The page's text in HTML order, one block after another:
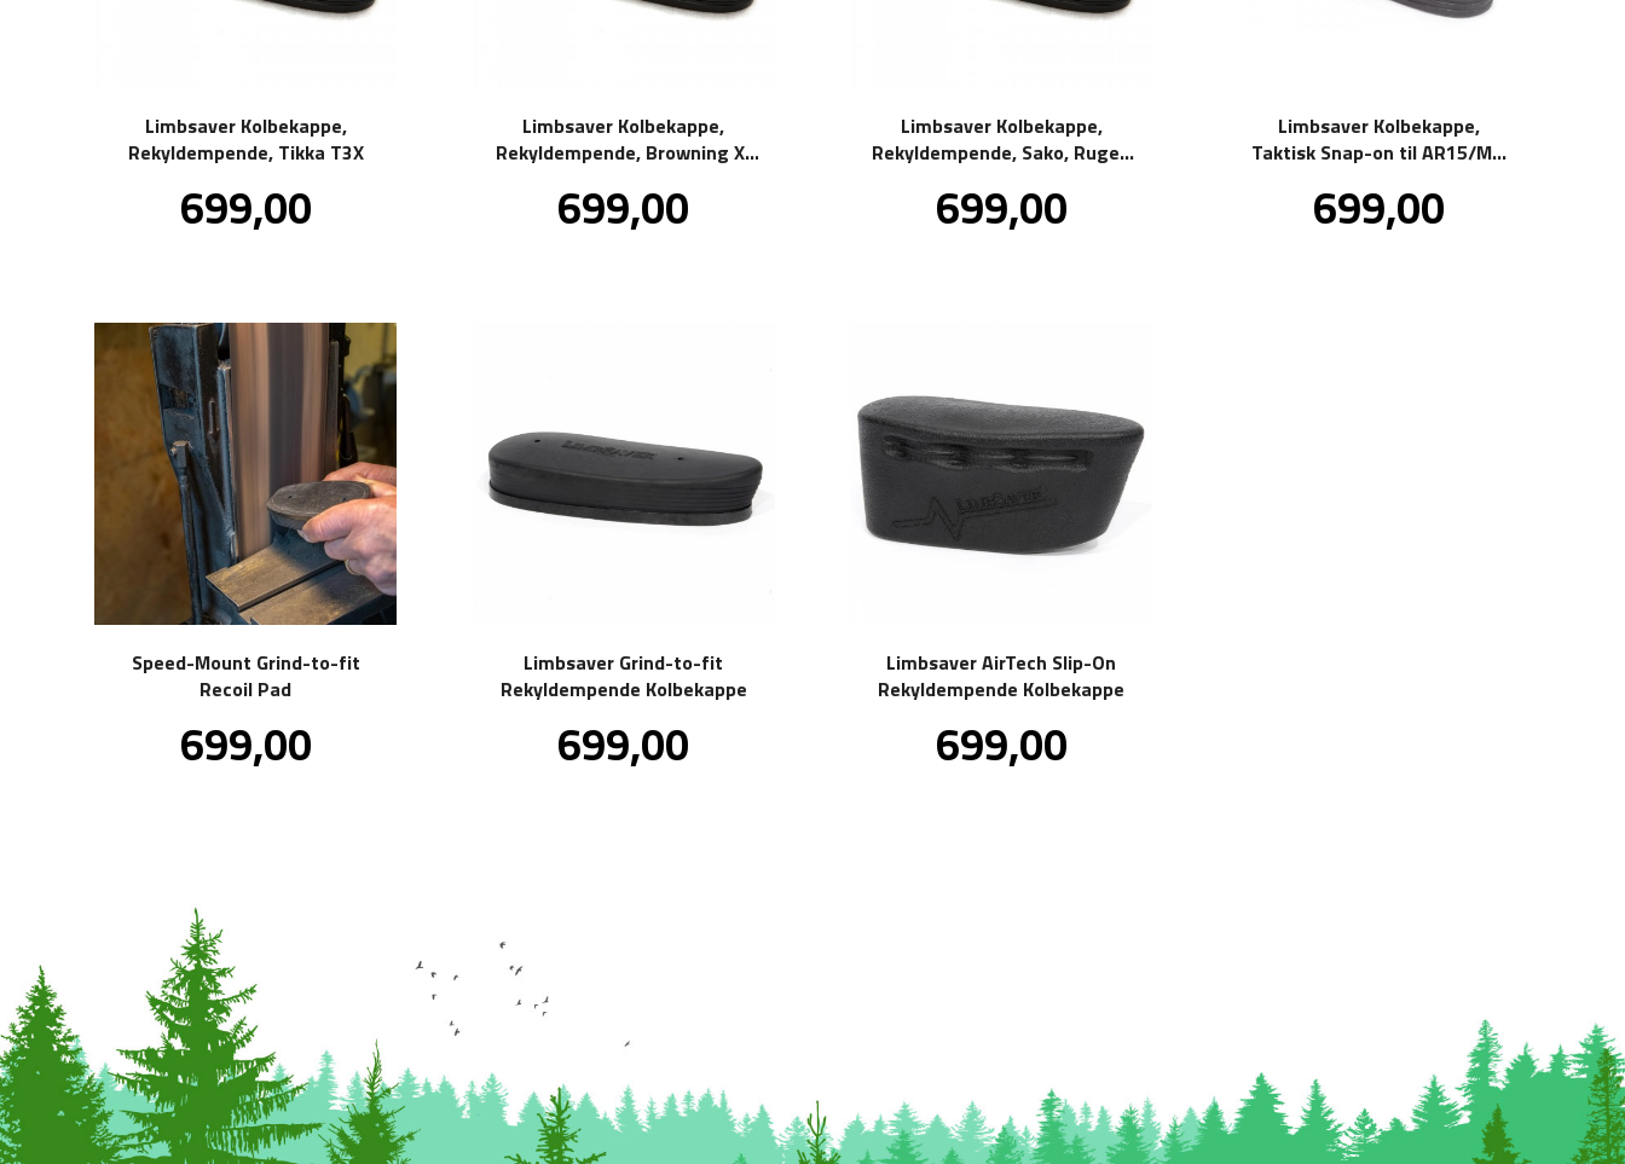
Limbsaver Kolbekappe,
Rekyldempende, Tikka T3X
Pris
699,00mva.
Limbsaver Kolbekappe,
Rekyldempende, Browning X-
Pris
699,00
Limbsaver Kolbekappe,
Rekyldempende, Sako, Ruger,
Pris
699,00mva.
Limbsaver Kolbekappe,
Taktisk Snap-on til AR15/M4,
Pris
699,00
Speed-Mount Grind-to-fit
Recoil Pad
Pris
699,00mva.
Limbsaver Grind-to-fit
Rekyldempende Kolbekappe
Pris
699,00
Limbsaver AirTech Slip-On
Rekyldempende Kolbekappe
Pris
699,00mva.